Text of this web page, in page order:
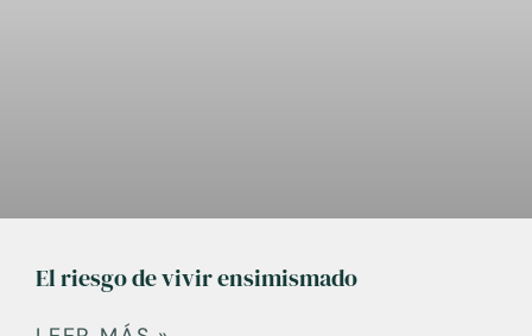
El riesgo de vivir ensimismado